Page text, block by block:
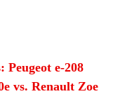
e-208
vs. Renault Zoe